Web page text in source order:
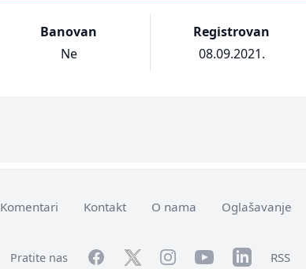
Banovan
Ne
Registrovan
08.09.2021.
Komentari Kontakt O nama Oglašavanje
Pratite nas FacebookTwitterInstagramYouTubeLinkedInRSS